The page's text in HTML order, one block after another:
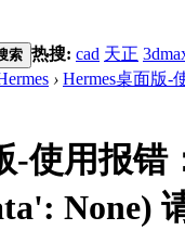
索 热搜: cad 天正
› Hermes桌面版-
-使用报错
None)